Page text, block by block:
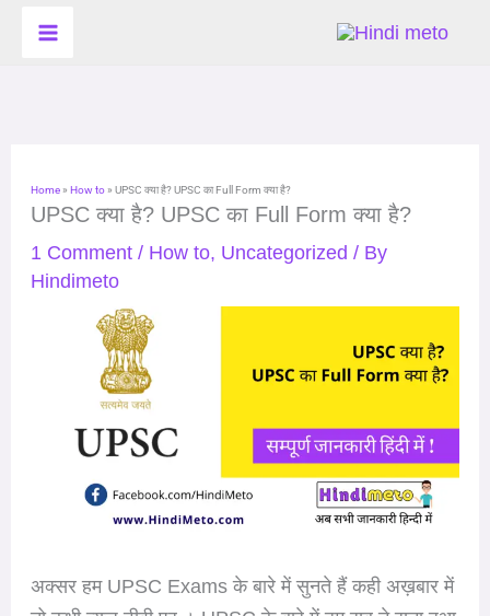
Home» How to» UPSC क्या है? UPSC का Full Form क्या है?
UPSC क्या है? UPSC का Full Form क्या है?
1 Comment / How to, Uncategorized / By
Hindimeto
अक्सर हम UPSC Exams के बारे में सुनते हैं कही अख़बार में